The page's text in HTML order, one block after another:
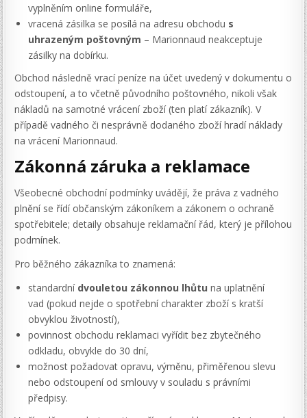
vyplněním online formuláře,
vracená zásilka se posílá na adresu obchodu s
uhrazeným poštovným – Marionnaud neakceptuje
zásilky na dobírku.
Obchod následně vrací peníze na účet uvedený v dokumentu o
odstoupení, a to včetně původního poštovného, nikoli však
nákladů na samotné vrácení zboží (ten platí zákazník). V
případě vadného či nesprávně dodaného zboží hradí náklady
na vrácení Marionnaud.
Zákonná záruka a reklamace
Všeobecné obchodní podmínky uvádějí, že práva z vadného
plnění se řídí občanským zákoníkem a zákonem o ochraně
spotřebitele; detaily obsahuje reklamační řád, který je přílohou
podmínek.
Pro běžného zákazníka to znamená:
standardní dvouletou zákonnou lhůtu na uplatnění
vad (pokud nejde o spotřební charakter zboží s kratší
obvyklou životností),
povinnost obchodu reklamaci vyřídit bez zbytečného
odkladu, obvykle do 30 dní,
možnost požadovat opravu, výměnu, přiměřenou slevu
nebo odstoupení od smlouvy v souladu s právními
předpisy.